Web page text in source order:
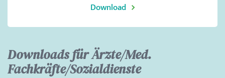
Download
Downloads für Ärzte/Med.
Fachkräfte/Sozialdienste